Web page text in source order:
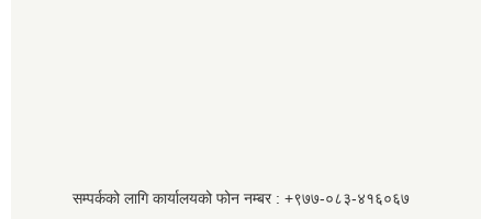
सम्पर्कको लागि कार्यालयको फोन नम्बर : +९७७-०८३‍-४१६०६७